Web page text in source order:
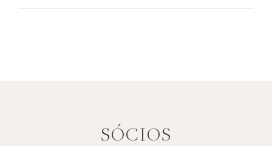
SÓCIOS